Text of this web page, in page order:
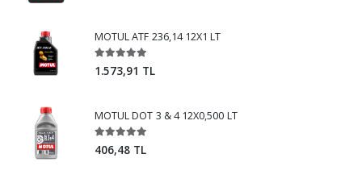
MOTUL ATF 236,14 12X1 LT
1.573,91 TL
MOTUL DOT 3 & 4 12X0,500 LT
406,48 TL